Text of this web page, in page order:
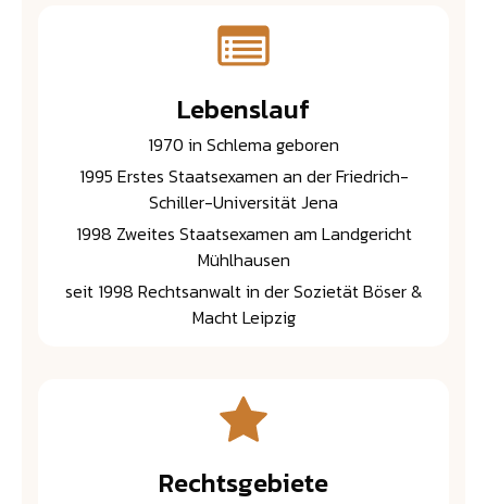
Lebenslauf
1970 in Schlema geboren
1995 Erstes Staatsexamen an der Friedrich-
Schiller-Universität Jena
1998 Zweites Staatsexamen am Landgericht
Mühlhausen
seit 1998 Rechtsanwalt in der Sozietät Böser &
Macht Leipzig
Rechtsgebiete